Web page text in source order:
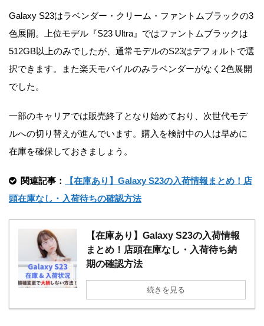
Galaxy S23はラベンダー・クリーム・ファントムブラックの3
色展開。上位モデル『S23 Ultra』ではファントムブラックは
512GB以上のみでしたが、通常モデルのS23はデフォルトで選
択できます。また楽天モバイルのみラベンダーがなく2色展開
でした。
一部のキャリアでは販売終了となり始めており、次世代モデ
ルへの切り替えが進んでいます。購入を検討中の人は早めに
在庫を確保しておきましょう。
関連記事：
【在庫あり】Galaxy S23の入荷情報まとめ！店
頭在庫なし・入荷待ちの確認方法
【在庫あり】Galaxy S23の入荷情報
まとめ！店頭在庫なし・入荷待ち納
期の確認方法
続きを見る